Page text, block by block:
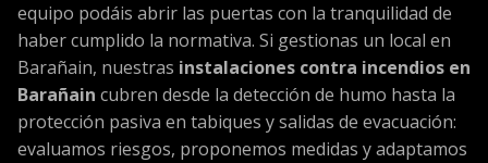
equipo podáis abrir las puertas con la tranquilidad de
haber cumplido la normativa. Si gestionas un local en
Barañain, nuestras instalaciones contra incendios en
Barañain cubren desde la detección de humo hasta la
protección pasiva en tabiques y salidas de evacuación:
evaluamos riesgos, proponemos medidas y adaptamos